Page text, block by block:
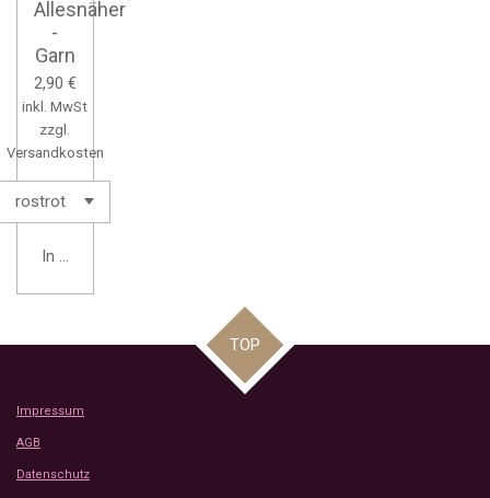
Allesnäher
-
Garn
2,90 €
inkl. MwSt
zzgl.
Versandkosten
In den Warenkorb
TOP
Impressum
AGB
Datenschutz